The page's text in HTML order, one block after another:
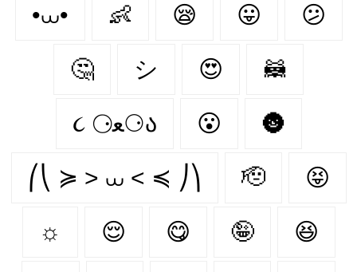
•⩊• 👶 😪 😛 😕
🤔 シ 😍 🦝
૮ ⚆ﻌ⚆ა 😮 🌚
⎛⎝ ≽ > ⩊ < ≼ ⎠⎞ 🫡 😝
☼ 😌 😋 🤪 😆